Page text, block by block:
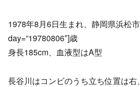
1978年8月6日生まれ、静岡県浜松
day=”19780806″]歳
身長185cm、血液型はA型
長谷川はコンビのうち立ち位置は